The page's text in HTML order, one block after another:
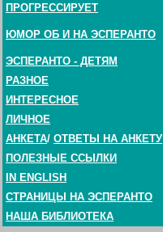
ПРОГРЕССИРУЕТ
ЮМОР ОБ И НА ЭСПЕРАНТО
ЭСПЕРАНТО - ДЕТЯМ
РАЗНОЕ
ИНТЕРЕСНОЕ
ЛИЧНОЕ
АНКЕТА/ ОТВЕТЫ НА АНКЕТУ
ПОЛЕЗНЫЕ ССЫЛКИ
IN ENGLISH
СТРАНИЦЫ НА ЭСПЕРАНТО
НАША БИБЛИОТЕКА